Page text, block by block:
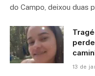
do Campo, deixou duas
13 de